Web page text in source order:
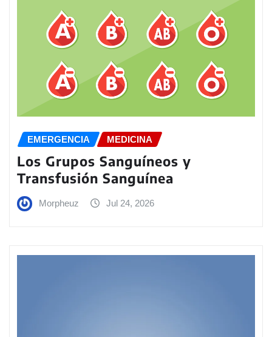
EMERGENCIA MEDICINA
Los Grupos Sanguíneos y
Transfusión Sanguínea
Morpheuz Jul 24, 2026